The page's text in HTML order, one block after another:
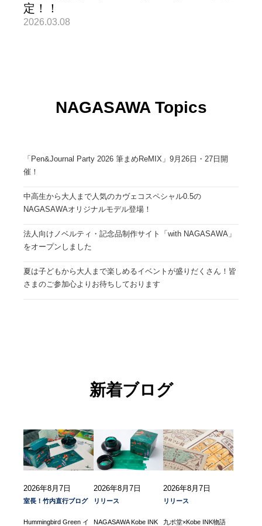
定！！
2026.03.08
NAGASAWA Topics
「Pen&Journal Party 2026 筆まめReMIX」9月26日・27日開
催！
中高生から大人まで人気のカヴェコスペシャル0.5の
NAGASAWAオリジナルモデル登場！
法人向けノベルティ・記念品制作サイト「with NAGASAWA」
をオープンしました
夏は子どもから大人まで楽しめるイベントが盛りだくさん！皆
さまのご参加心よりお待ちしております
新着ブログ
2026年8月7日
室長！竹内直行ブログ
Hummingbird Green イ
2026年8月7日
リリース
NAGASAWA Kobe INK
2026年8月7日
リリース
九ポ堂×Kobe INK物語